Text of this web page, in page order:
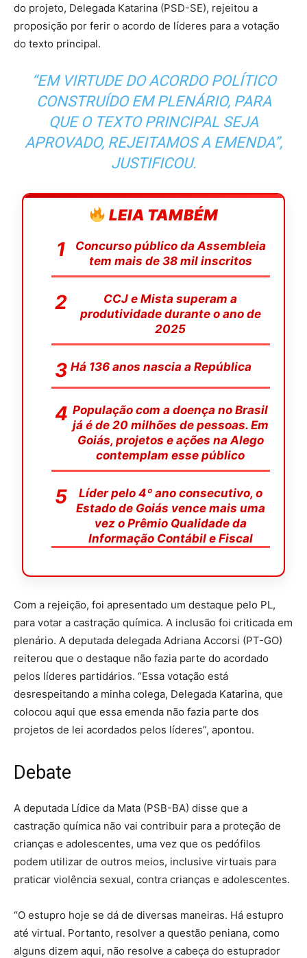
do projeto, Delegada Katarina (PSD-SE), rejeitou a
proposição por ferir o acordo de líderes para a votação
do texto principal.
“EM VIRTUDE DO ACORDO POLÍTICO
CONSTRUÍDO EM PLENÁRIO, PARA
QUE O TEXTO PRINCIPAL SEJA
APROVADO, REJEITAMOS A EMENDA”,
JUSTIFICOU.
LEIA TAMBÉM
Concurso público da Assembleia
tem mais de 38 mil inscritos
CCJ e Mista superam a
produtividade durante o ano de
2025
Há 136 anos nascia a República
População com a doença no Brasil
já é de 20 milhões de pessoas. Em
Goiás, projetos e ações na Alego
contemplam esse público
Líder pelo 4º ano consecutivo, o
Estado de Goiás vence mais uma
vez o Prêmio Qualidade da
Informação Contábil e Fiscal
Com a rejeição, foi apresentado um destaque pelo PL,
para votar a castração química. A inclusão foi criticada em
plenário. A deputada delegada Adriana Accorsi (PT-GO)
reiterou que o destaque não fazia parte do acordado
pelos líderes partidários. “Essa votação está
desrespeitando a minha colega, Delegada Katarina, que
colocou aqui que essa emenda não fazia parte dos
projetos de lei acordados pelos líderes”, apontou.
Debate
A deputada Lídice da Mata (PSB-BA) disse que a
castração química não vai contribuir para a proteção de
crianças e adolescentes, uma vez que os pedófilos
podem utilizar de outros meios, inclusive virtuais para
praticar violência sexual, contra crianças e adolescentes.
“O estupro hoje se dá de diversas maneiras. Há estupro
até virtual. Portanto, resolver a questão peniana, como
alguns dizem aqui, não resolve a cabeça do estuprador